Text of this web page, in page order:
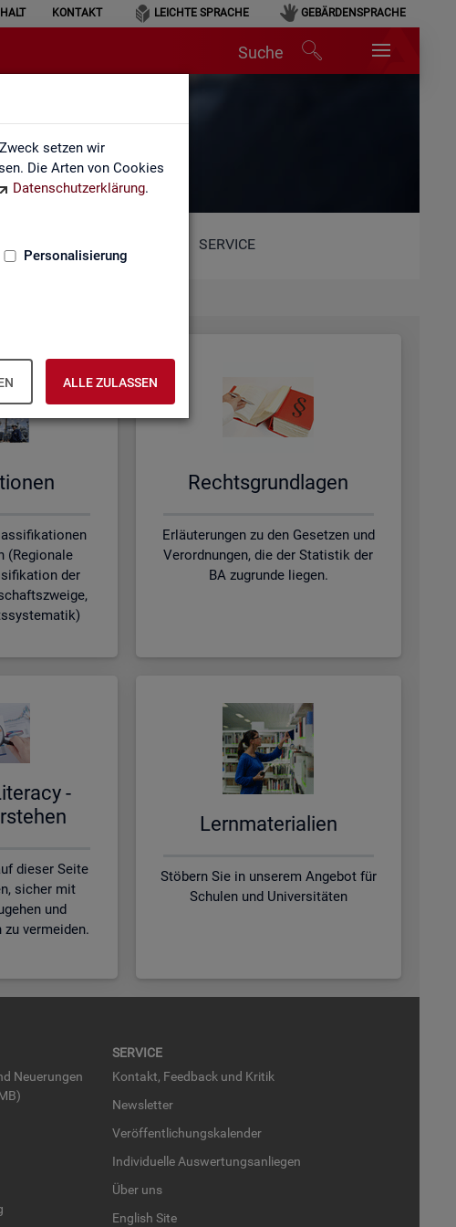
setzen wir
Die Arten von Cookies
Datenschutzerklärung.
Personalisierung
ALLE ZULASSEN
KONTAKT LEICHTE SPRACHE GEBÄRDENSPRACHE
Suche
SERVICE
(Regionale
der
Rechts­grund­la­gen
Erläuterungen zu den Gesetzen und
Verordnungen, die der Statistik der
BA zugrunde liegen.
-
dieser Seite
sicher mit
und
vermeiden.
Lern­ma­te­ria­li­en
Stöbern Sie in unserem Angebot für
Schulen und Universitäten
Neue­run­gen
SER­VICE
Kon­takt, Feed­back und Kri­tik
News­let­ter
Ver­öf­fent­li­chungs­ka­len­der
In­di­vi­du­el­le Aus­wer­tungs­an­lie­gen
Über uns
English Site